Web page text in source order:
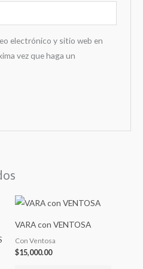
electrónico y sitio web en
vez que haga un
VARA con VENTOSA
Con Ventosa
$15,000.00